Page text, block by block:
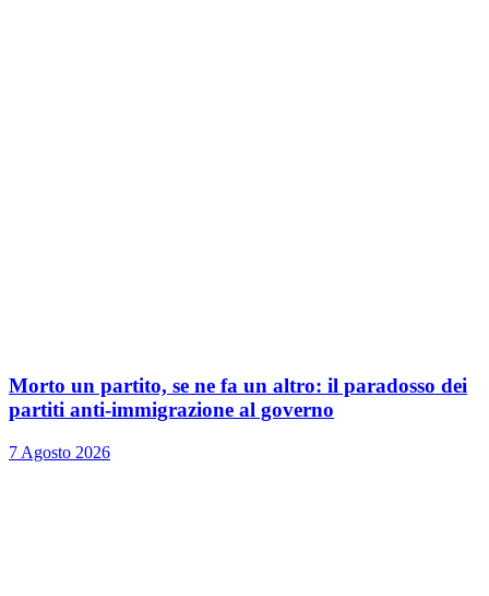
Morto un partito, se ne fa un altro: il paradosso dei
partiti anti-immigrazione al governo
7 Agosto 2026